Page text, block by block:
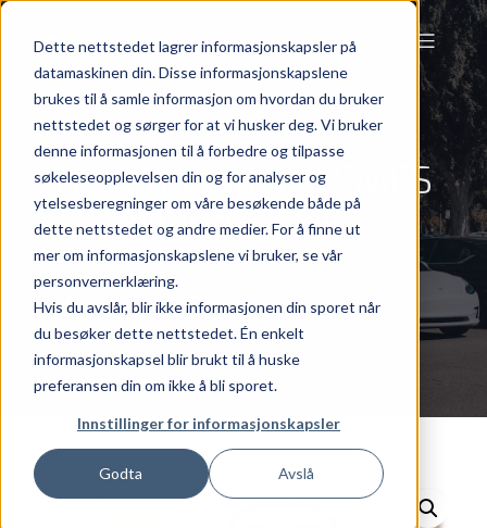
Dette nettstedet lagrer informasjonskapsler på
datamaskinen din. Disse informasjonskapslene
brukes til å samle informasjon om hvordan du bruker
nettstedet og sørger for at vi husker deg. Vi bruker
denne informasjonen til å forbedre og tilpasse
søkeleseopplevelsen din og for analyser og
ytelsesberegninger om våre besøkende både på
dette nettstedet og andre medier. For å finne ut
mer om informasjonskapslene vi bruker, se vår
personvernerklæring.
Hvis du avslår, blir ikke informasjonen din sporet når
du besøker dette nettstedet. Én enkelt
informasjonskapsel blir brukt til å huske
preferansen din om ikke å bli sporet.
Innstillinger for informasjonskapsler
Godta Avslå
Hjemmelader – EMES
Nano 22 kW